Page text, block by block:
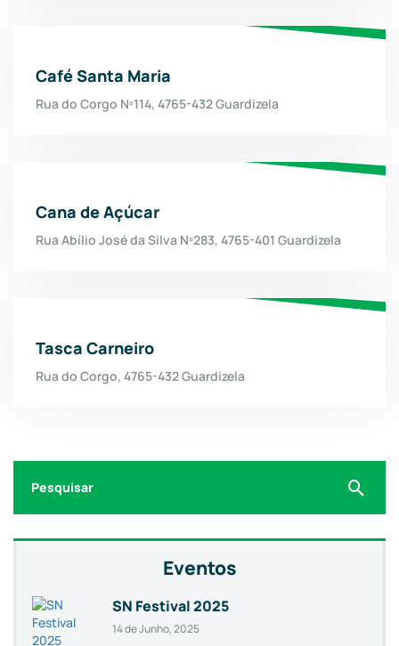
Café Santa Maria
Rua do Corgo Nº114, 4765-432 Guardizela
Cana de Açúcar
Rua Abílio José da Silva Nº283, 4765-401 Guardizela
Tasca Carneiro
Rua do Corgo, 4765-432 Guardizela
for:
Eventos
SN Festival 2025
14 de Junho, 2025